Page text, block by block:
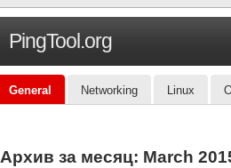
PingTool.org
General Networking Linux
Архив за месяц: March